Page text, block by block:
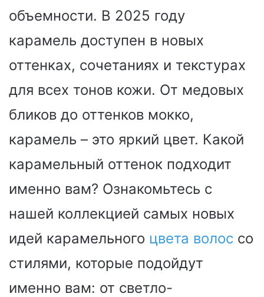
объемности. В 2025 году
карамель доступен в новых
оттенках, сочетаниях и текстурах
для всех тонов кожи. От медовых
бликов до оттенков мокко,
карамель – это яркий цвет. Какой
карамельный оттенок подходит
именно вам? Ознакомьтесь с
нашей коллекцией самых новых
идей карамельного цвета волос со
стилями, которые подойдут
именно вам: от светло-